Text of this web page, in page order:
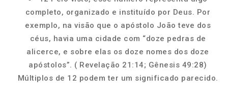
completo, organizado e instituído por Deus. Por
exemplo, na visão que o apóstolo João teve dos
céus, havia uma cidade com “doze pedras de
alicerce, e sobre elas os doze nomes dos doze
apóstolos”. ( Revelação 21:14; Gênesis 49:28)
Múltiplos de 12 podem ter um significado parecido.